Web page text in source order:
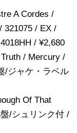
A Cordes /
321075 / EX /
/ ¥2,680
/ Mercury /
/ジャケ・ラベル
Of That
/シュリンク付 /